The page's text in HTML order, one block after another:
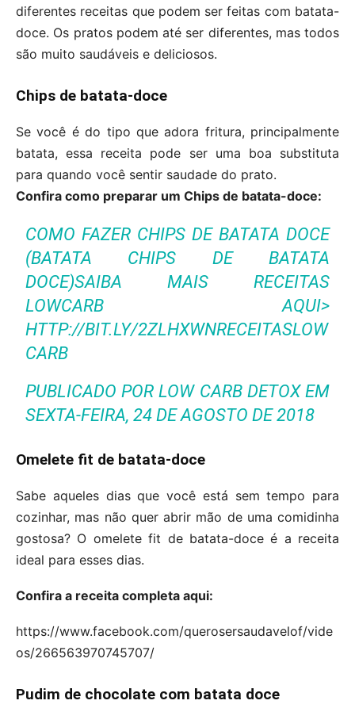
diferentes receitas que podem ser feitas com batata-
doce. Os pratos podem até ser diferentes, mas todos
são muito saudáveis e deliciosos.
Chips de batata-doce
Se você é do tipo que adora fritura, principalmente
batata, essa receita pode ser uma boa substituta
para quando você sentir saudade do prato.
Confira como preparar um Chips de batata-doce:
COMO FAZER CHIPS DE BATATA DOCE
(BATATA CHIPS DE BATATA
DOCE)SAIBA MAIS RECEITAS
LOWCARB AQUI>
HTTP://BIT.LY/2ZLHXWNRECEITASLOW
CARB
PUBLICADO PORLOW CARB DETOXEM
SEXTA-FEIRA, 24 DE AGOSTO DE 2018
Omelete fit de batata-doce
Sabe aqueles dias que você está sem tempo para
cozinhar, mas não quer abrir mão de uma comidinha
gostosa? O omelete fit de batata-doce é a receita
ideal para esses dias.
Confira a receita completa aqui:
https://www.facebook.com/querosersaudavelof/vide
os/266563970745707/
Pudim de chocolate com batata doce